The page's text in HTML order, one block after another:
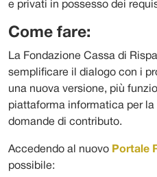
e privati in possesso dei
Come fare:
La Fondazione Cassa di
semplificare il dialogo con i
una nuova versione, più
piattaforma informatica per la
domande di contributo.
Accedendo al nuovo Portale
possibile: